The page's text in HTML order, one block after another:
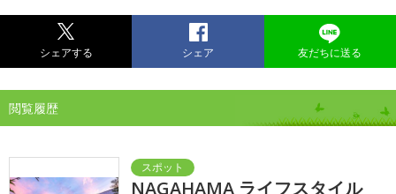
シェアする シェア 友だちに送る
閲覧履歴
NAGAHAMA ライフスタイル